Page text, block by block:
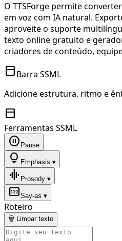
O TTSForge permite
em voz com IA natural.
aproveite o suporte
texto online gratuito e
criadores de conteúdo,
toolbarBarra SSML
Adicione estrutura, ritmo e
toolbar
Ferramentas SSML
pause_circle Pause
lightbulb Emphasis ▾
graphic_eq Prosody ▾
pinSay-as ▾
Roteiro
🗑 Limpar texto